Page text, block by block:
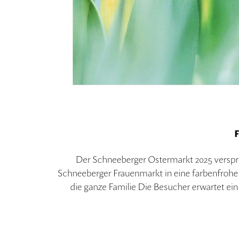
Der Schneeberger Ostermarkt 2025
Schneeberger Frauenmarkt in eine
die ganze Familie Die Besucher erwartet